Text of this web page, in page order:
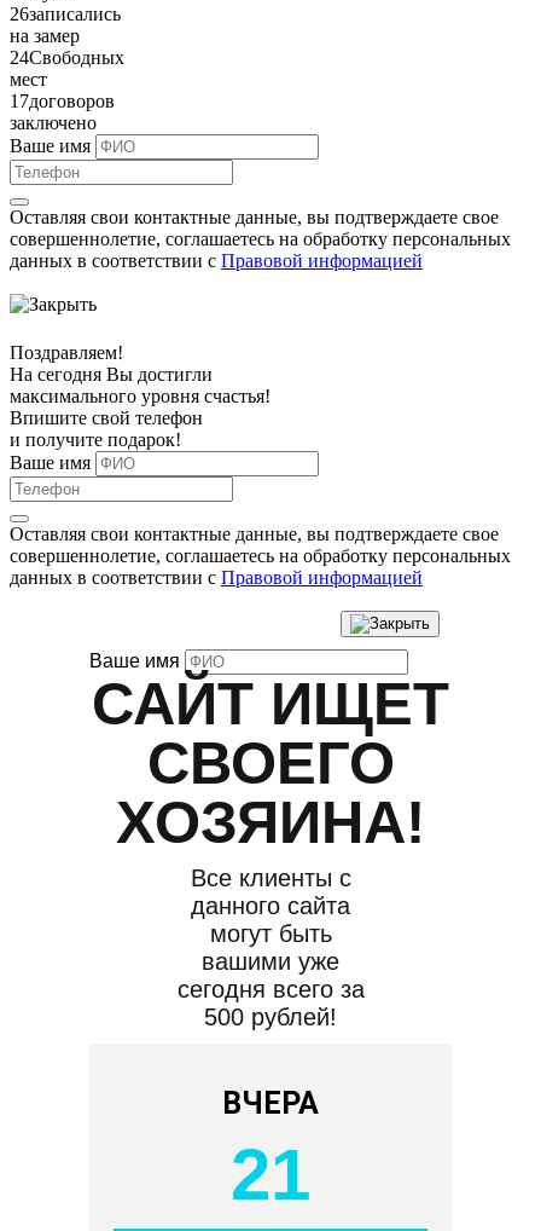
26записались
на замер
24Свободных
мест
17договоров
заключено
Ваше имя
Оставляя свои контактные данные, вы подтверждаете свое
совершеннолетие, соглашаетесь на обработку персональных
данных в соответствии с Правовой информацией
Поздравляем!
На сегодня Вы достигли
максимального уровня счастья!
Впишите свой телефон
и получите подарок!
Ваше имя
Оставляя свои контактные данные, вы подтверждаете свое
совершеннолетие, соглашаетесь на обработку персональных
данных в соответствии с Правовой информацией
Ваше имя
САЙТ ИЩЕТ
СВОЕГО
ХОЗЯИНА!
Все клиенты с
данного сайта
могут быть
вашими уже
сегодня всего за
500 рублей!
ВЧЕРА
21